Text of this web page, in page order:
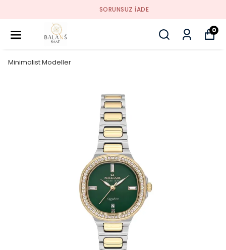
SORUNSUZ İADE
0
Minimalist Modeller